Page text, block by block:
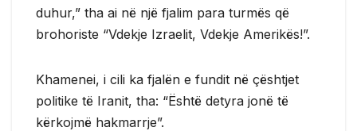
duhur,” tha ai në një fjalim para turmës që
brohoriste “Vdekje Izraelit, Vdekje Amerikës!”.
Khamenei, i cili ka fjalën e fundit në çështjet
politike të Iranit, tha: “Është detyra jonë të
kërkojmë hakmarrje”.